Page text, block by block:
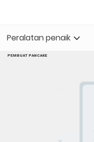
Peralatan penaik
PEMBUAT PANCAKE